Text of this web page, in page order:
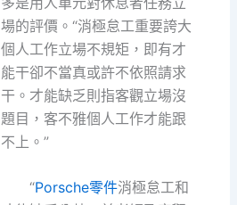
場的評價。“消極怠工重要誇大
個人工作立場不規矩，即有才
能干卻不當真或許不依照請求
干。才能缺乏則指客觀立場沒
題目，客不雅個人工作才能跟
不上。”
“Porsche零件消極怠工和